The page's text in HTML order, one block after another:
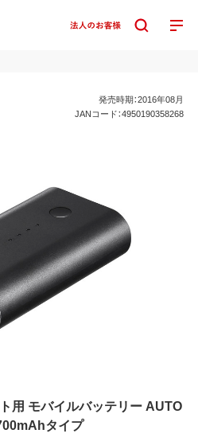
発売時期：2016年08月
JANコード：4950190358268
用 モバイルバッテリー AUTO
タイプ